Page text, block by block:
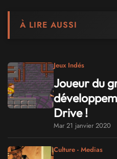
À LIRE AUSSI
Jeux Indés
Joueur du
Drive !
Mar 21 janvier 2020
Culture - Medias